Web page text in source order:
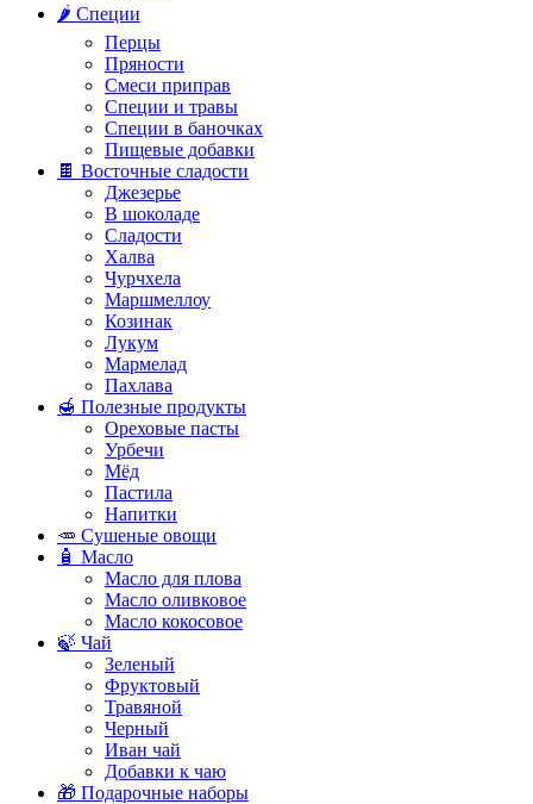
🌶️ Специи
Перцы
Пряности
Смеси приправ
Специи и травы
Специи в баночках
Пищевые добавки
🍫 Восточные сладости
Джезерье
В шоколаде
Сладости
Халва
Чурчхела
Маршмеллоу
Козинак
Лукум
Мармелад
Пахлава
🍯 Полезные продукты
Ореховые пасты
Урбечи
Мёд
Пастила
Напитки
🥕 Сушеные овощи
🧴 Масло
Масло для плова
Масло оливковое
Масло кокосовое
🍃 Чай
Зеленый
Фруктовый
Травяной
Черный
Иван чай
Добавки к чаю
🎁 Подарочные наборы